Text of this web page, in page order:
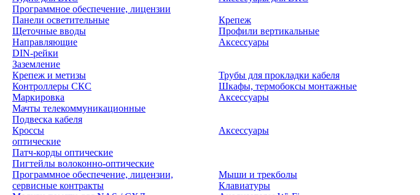
Программное обеспечение, лицензии
Панели осветительные
Щеточные вводы
Направляющие
DIN-рейки
Заземление
Крепеж
Профили вертикальные
Аксессуары
Крепеж и метизы
Контроллеры СКС
Маркировка
Мачты телекоммуникационные
Подвеска кабеля
Трубы для прокладки кабеля
Шкафы, термобоксы монтажные
Аксессуары
Кроссы
оптические
Аксессуары
Патч-корды оптические
Пигтейлы волоконно-оптические
Программное обеспечение, лицензии,
сервисные контракты
Мыши и трекболы
Клавиатуры